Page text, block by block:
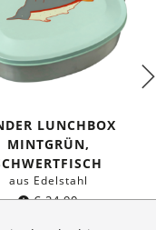
LUNCHBOX
MINTGRÜN,
aus Edelstahl
€24,90